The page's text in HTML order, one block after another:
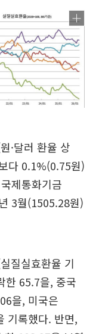
·달러 환율 상
다 0.1%(0.75원)
제통화기금
3월(1505.28원)
질실효환율 기
한 65.7을, 중국
을, 미국은
기록했다. 반면,